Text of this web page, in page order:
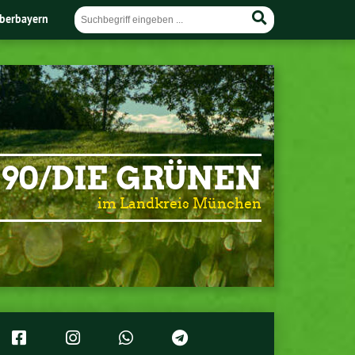
DIE GRÜNEN
im Landkreis München